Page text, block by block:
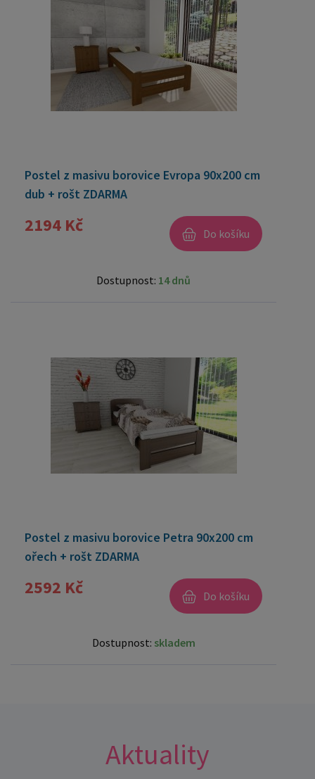
Postel z masivu borovice Evropa 90x200 cm
dub + rošt ZDARMA
2194 Kč Do košíku
Dostupnost: 14 dnů
Postel z masivu borovice Petra 90x200 cm
ořech + rošt ZDARMA
2592 Kč Do košíku
Dostupnost: skladem
Aktuality